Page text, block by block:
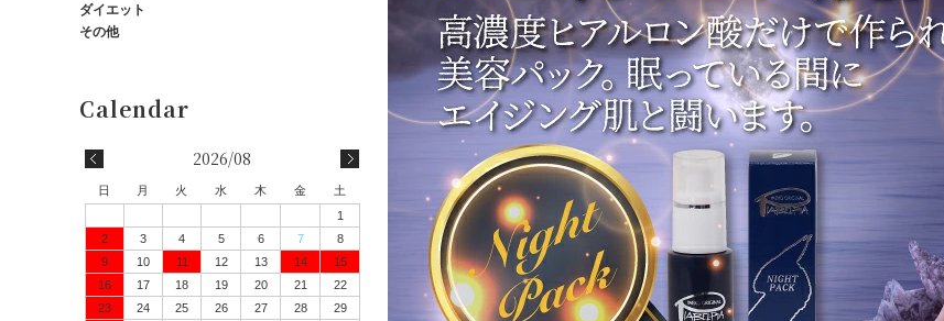
ダイエット
その他
2026/08
日 月 火 水 木 金
土
1
2
3 4 5 6 7
8
9
10 11 12 13 14
15
16
17 18 19 20 21
22
23
24 25 26 27 28
29